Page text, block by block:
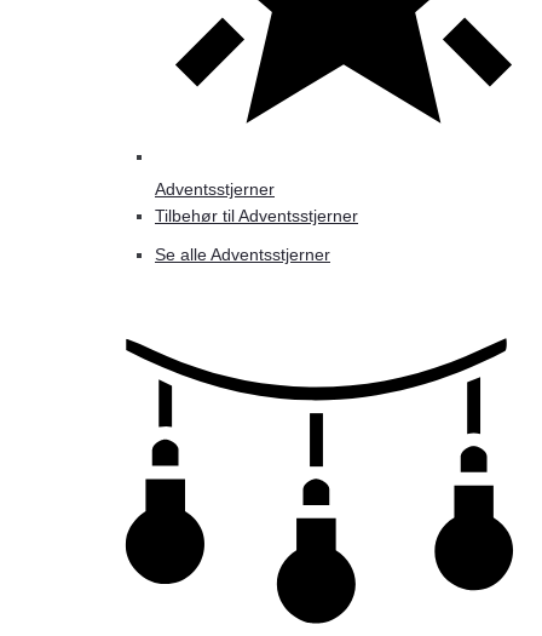
Adventsstjerner
Tilbehør til Adventsstjerner
Se alle Adventsstjerner